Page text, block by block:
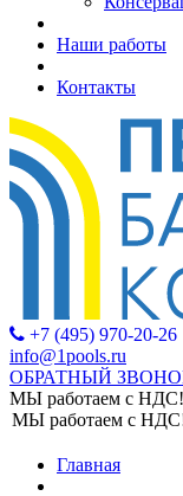
Наши работы
Контакты
+7 (495) 970-20-26
info@1pools.ru
ОБРАТНЫЙ
МЫ работаем с НДС!
Главная